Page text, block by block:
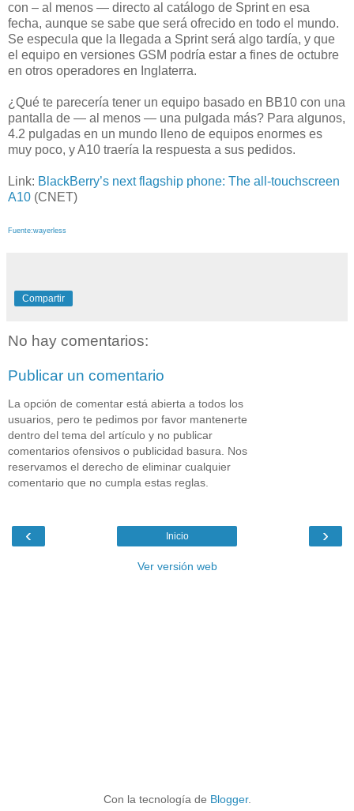
con – al menos — directo al catálogo de Sprint en esa
fecha, aunque se sabe que será ofrecido en todo el mundo.
Se especula que la llegada a Sprint será algo tardía, y que
el equipo en versiones GSM podría estar a fines de octubre
en otros operadores en Inglaterra.
¿Qué te parecería tener un equipo basado en BB10 con una
pantalla de — al menos — una pulgada más? Para algunos,
4.2 pulgadas en un mundo lleno de equipos enormes es
muy poco, y A10 traería la respuesta a sus pedidos.
Link: BlackBerry’s next flagship phone: The all-touchscreen
A10 (CNET)
Fuente:wayerless
Compartir
No hay comentarios:
Publicar un comentario
La opción de comentar está abierta a todos los
usuarios, pero te pedimos por favor mantenerte
dentro del tema del artículo y no publicar
comentarios ofensivos o publicidad basura. Nos
reservamos el derecho de eliminar cualquier
comentario que no cumpla estas reglas.
‹ ›
Inicio
Ver versión web
Con la tecnología de Blogger.